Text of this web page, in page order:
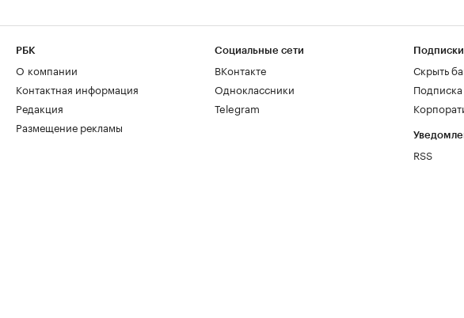
РБК
О компании
Контактная информация
Редакция
Размещение рекламы
Социальные сети
ВКонтакте
Одноклассники
Telegram
Подписки
Скрыть
RSS